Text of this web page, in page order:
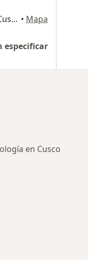
AV. LOS INCAS 1403, CUARTO PISO, Cusco • Mapa
especificar
en Cusco